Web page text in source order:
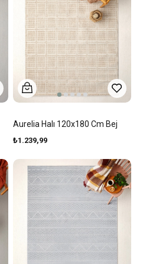
Aurelia Halı 120x180 Cm Bej
₺1.239,99